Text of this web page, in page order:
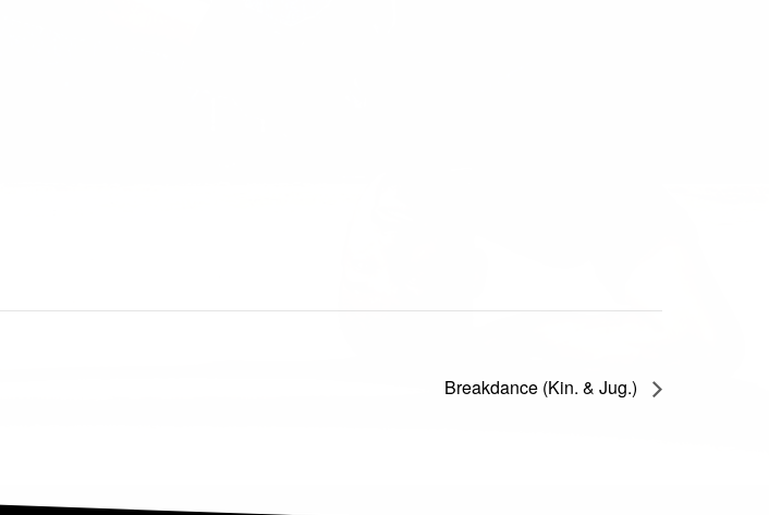
Breakdance (Kin. & Jug.)